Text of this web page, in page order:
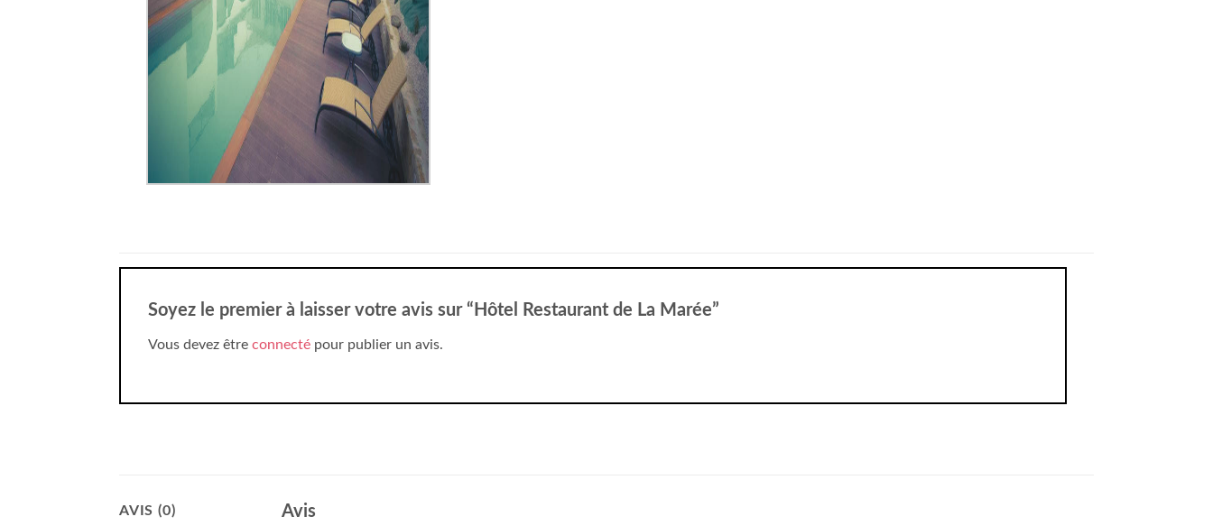
Soyez le premier à laisser votre avis sur “Hôtel Restaurant de La Marée”
Vous devez être connecté pour publier un avis.
AVIS (0) Avis